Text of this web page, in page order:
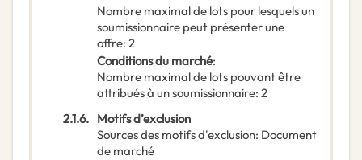
Nombre maximal de lots pour lesquels un
soumissionnaire peut présenter une
offre: 2
Conditions du marché:
Nombre maximal de lots pouvant être
attribués à un soumissionnaire: 2
2.1.6. Motifs d’exclusion
Sources des motifs d'exclusion: Document
de marché